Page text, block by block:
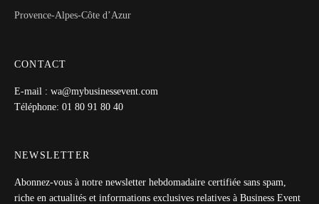
Provence-Alpes-Côte d’Azur
CONTACT
E-mail : wa@mybusinessevent.com
Téléphone: 01 80 91 80 40
NEWSLETTER
Abonnez-vous à notre newsletter hebdomadaire certifiée sans spam,
riche en actualités et informations exclusives relatives à Business Event